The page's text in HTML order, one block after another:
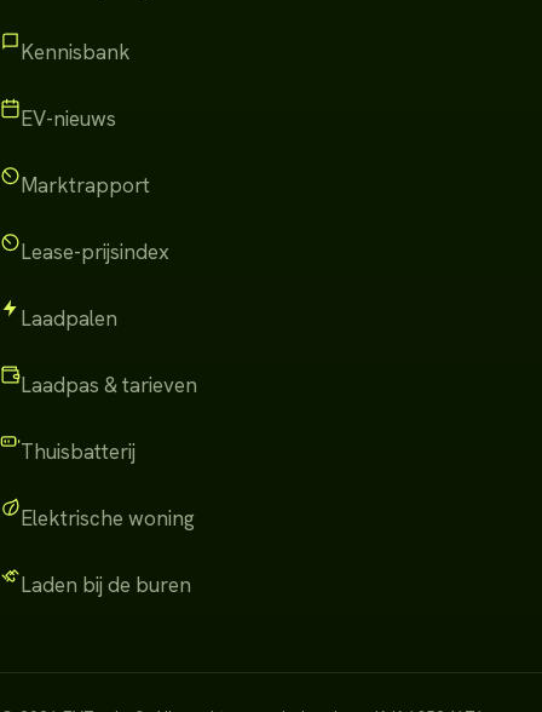
Kennisbank
EV-nieuws
Marktrapport
Lease-prijsindex
Laadpalen
Laadpas & tarieven
Thuisbatterij
Elektrische woning
Laden bij de buren